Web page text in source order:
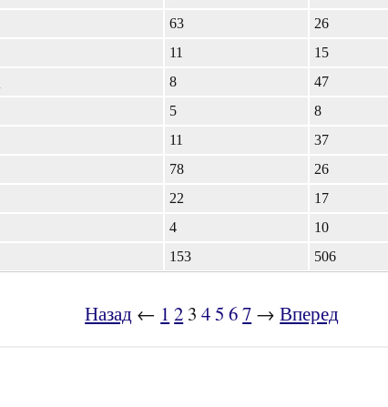
63 26
11 15
8 47
5 8
11 37
78 26
22 17
4 10
153 506
Назад ← 1 2 345 67 →Вперед